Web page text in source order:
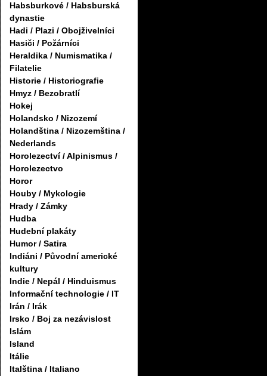
Habsburkové / Habsburská
dynastie
Hadi / Plazi / Obojživelníci
Hasiči / Požárníci
Heraldika / Numismatika /
Filatelie
Historie / Historiografie
Hmyz / Bezobratlí
Hokej
Holandsko / Nizozemí
Holandština / Nizozemština /
Nederlands
Horolezectví / Alpinismus /
Horolezectvo
Horor
Houby / Mykologie
Hrady / Zámky
Hudba
Hudební plakáty
Humor / Satira
Indiáni / Původní americké
kultury
Indie / Nepál / Hinduismus
Informační technologie / IT
Irán / Irák
Irsko / Boj za nezávislost
Islám
Island
Itálie
Italština / Italiano